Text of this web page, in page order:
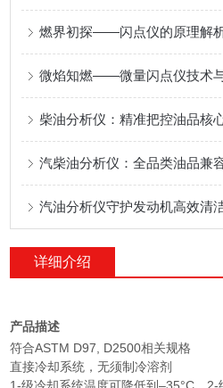
燃界初探——闪点仪的原理解
微焰知燃——微量闪点仪技术
汽油分析仪守护发动机高效清
详细介绍
产品描述
符合ASTM D97, D2500相关规格
直接冷却系统，无须制冷溶剂